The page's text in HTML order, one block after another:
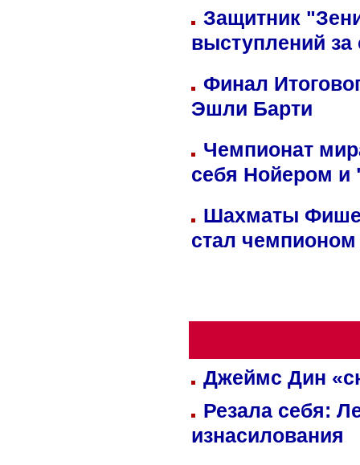
Защитник
выступлений
Финал
Эшли Барти
Чемпионат
себя Нойером и
Шахматы
стал
Джеймс Дин
Резала себя:
изнасилования